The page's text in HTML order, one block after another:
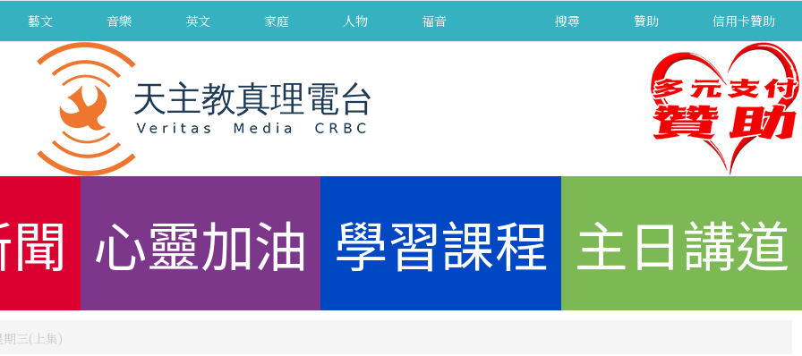
藝文 音樂 英文 家庭 人物 福音 搜尋 贊助 信用卡贊助
心靈加油 學習課程 主日講道
三(上集)